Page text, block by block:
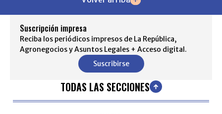
Suscripción impresa
Reciba los periódicos impresos de La República,
Agronegocios y Asuntos Legales + Acceso digital.
Suscribirse
TODAS LAS SECCIONES